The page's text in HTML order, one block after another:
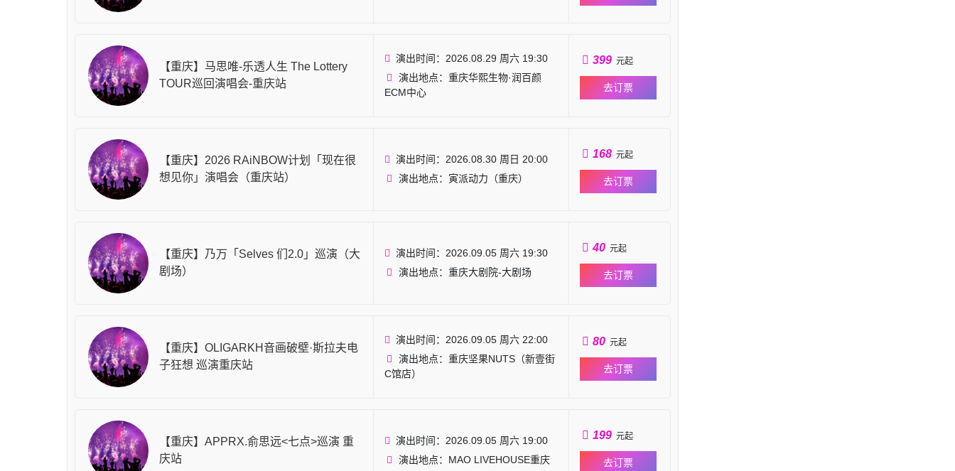
【重庆】马思唯-乐透人生 The Lottery
TOUR巡回演唱会-重庆站
演出时间：2026.08.29 周六 19:30
演出地点：重庆华熙生物·润百颜
ECM中心
399 元起
去订票
【重庆】2026 RAiNBOW计划「现在很
想见你」演唱会（重庆站）
演出时间：2026.08.30 周日 20:00
演出地点：寅派动力（重庆）
168 元起
去订票
【重庆】乃万「Selves 们2.0」巡演（大
剧场）
演出时间：2026.09.05 周六 19:30
演出地点：重庆大剧院-大剧场
40 元起
去订票
【重庆】OLIGARKH音画破壁·斯拉夫电
子狂想 巡演重庆站
演出时间：2026.09.05 周六 22:00
演出地点：重庆坚果NUTS（新壹街
C馆店）
80 元起
去订票
【重庆】APPRX.俞思远<七点>巡演 重
庆站
演出时间：2026.09.05 周六 19:00
演出地点：MAO LIVEHOUSE重庆
199 元起
去订票